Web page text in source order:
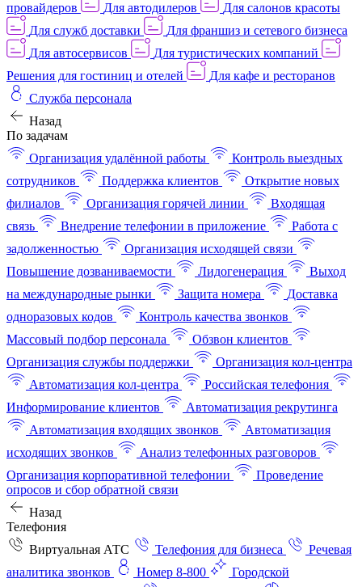
провайдеров
Для автодилеров
Для салонов красоты
Для служб доставки
Для франшиз и сетевого бизнеса
Для автосервисов
Для туристических компаний
Решения для гостиниц и отелей
Для кафе и ресторанов
Служба персонала
Назад
По задачам
Организация удалённой работы
Контроль выездных
сотрудников
Поддержка клиентов
Открытие новых
филиалов
Организация горячей линии
Входящая
связь
Внедрение телефонии в приложение
Работа с
задолженностью
Организация исходящей связи
Повышение дозваниваемости
Лидогенерация
Выход
на международные рынки
Защита номера
Доставка
одноразовых кодов
Контроль качества звонков
Массовый подбор персонала
Обзвон клиентов
Организация службы поддержки
Организация кол-центра
Автоматизация кол-центра
Российская телефония
Информирование клиентов
Автоматизация рекрутинга
Автоматизация входящих звонков
Автоматизация
исходящих звонков
Анализ телефонных разговоров
Организация корпоративной телефонии
Проведение
опросов и сбор обратной связи
Назад
Телефония
Виртуальная АТС
Телефония для бизнеса
Речевая
аналитика звонков
Номер 8-800
Городской